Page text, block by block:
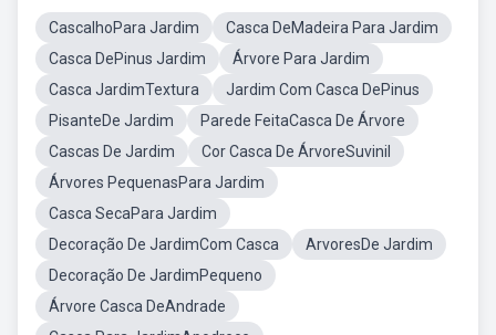
CascalhoPara Jardim
Casca DeMadeira Para Jardim
Casca DePinus Jardim
Árvore Para Jardim
Casca JardimTextura
Jardim Com Casca DePinus
PisanteDe Jardim
Parede FeitaCasca De Árvore
Cascas De Jardim
Cor Casca De ÁrvoreSuvinil
Árvores PequenasPara Jardim
Casca SecaPara Jardim
Decoração De JardimCom Casca
ArvoresDe Jardim
Decoração De JardimPequeno
Árvore Casca DeAndrade